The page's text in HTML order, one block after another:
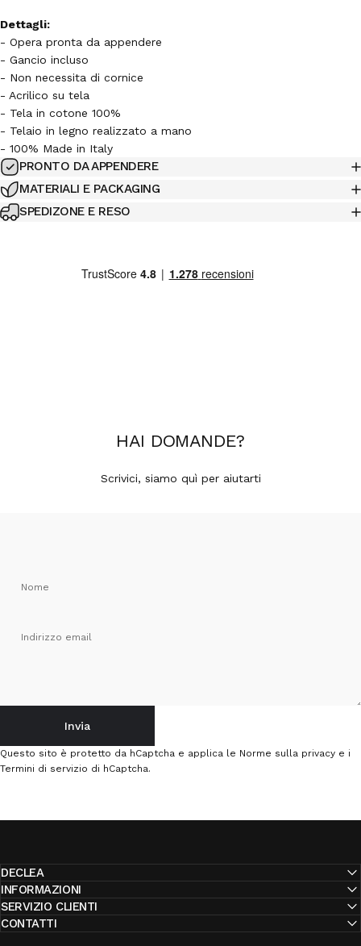
Dettagli:
- Opera pronta da appendere
- Gancio incluso
- Non necessita di cornice
- Acrilico su tela
- Tela in cotone 100%
- Telaio in legno realizzato a mano
- 100% Made in Italy
PRONTO DA APPENDERE
MATERIALI E PACKAGING
SPEDIZONE E RESO
HAI DOMANDE?
Scrivici, siamo quì per aiutarti
Nome
Indirizzo email
MessaggioInvia
Questo sito è protetto da hCaptcha e applica le Norme sulla privacy e i
Termini di servizio di hCaptcha.
DECLEA
INFORMAZIONI
SERVIZIO CLIENTI
CONTATTI